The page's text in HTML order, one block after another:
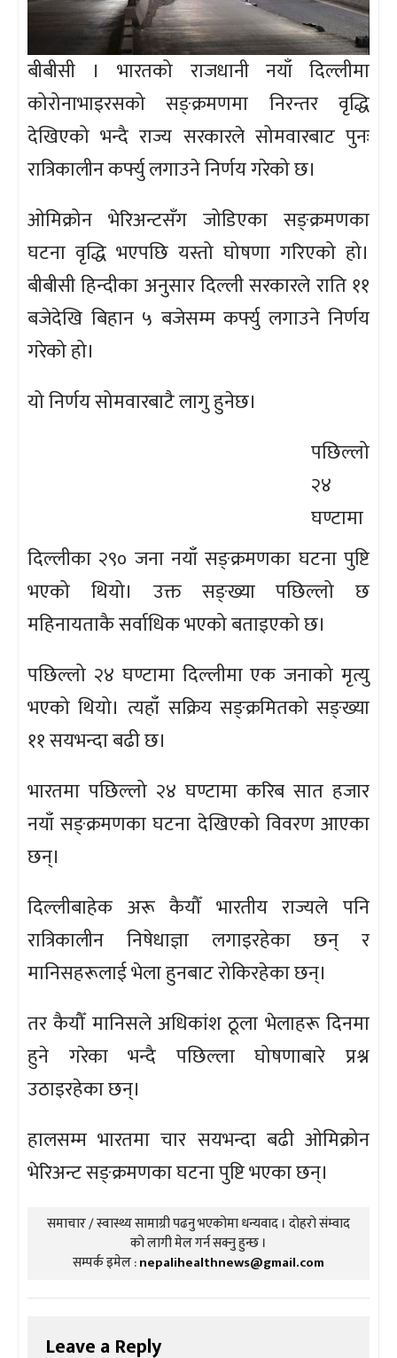
बीबीसी । भारतको राजधानी नयाँ दिल्लीमा
कोरोनाभाइरसको सङ्क्रमणमा निरन्तर वृद्धि
देखिएको भन्दै राज्य सरकारले सोमवारबाट पुनः
रात्रिकालीन कर्फ्यु लगाउने निर्णय गरेको छ।
ओमिक्रोन भेरिअन्टसँग जोडिएका सङ्क्रमणका
घटना वृद्धि भएपछि यस्तो घोषणा गरिएको हो।
बीबीसी हिन्दीका अनुसार दिल्ली सरकारले राति ११
बजेदेखि बिहान ५ बजेसम्म कर्फ्यु लगाउने निर्णय
गरेको हो।
यो निर्णय सोमवारबाटै लागु हुनेछ।
पछिल्लो
२४
घण्टामा
दिल्लीका २९० जना नयाँ सङ्क्रमणका घटना पुष्टि
भएको थियो। उक्त सङ्ख्या पछिल्लो छ
महिनायताकै सर्वाधिक भएको बताइएको छ।
पछिल्लो २४ घण्टामा दिल्लीमा एक जनाको मृत्यु
भएको थियो। त्यहाँ सक्रिय सङ्क्रमितको सङ्ख्या
११ सयभन्दा बढी छ।
भारतमा पछिल्लो २४ घण्टामा करिब सात हजार
नयाँ सङ्क्रमणका घटना देखिएको विवरण आएका
छन्।
दिल्लीबाहेक अरू कैयौँ भारतीय राज्यले पनि
रात्रिकालीन निषेधाज्ञा लगाइरहेका छन् र
मानिसहरूलाई भेला हुनबाट रोकिरहेका छन्।
तर कैयौँ मानिसले अधिकांश ठूला भेलाहरू दिनमा
हुने गरेका भन्दै पछिल्ला घोषणाबारे प्रश्न
उठाइरहेका छन्।
हालसम्म भारतमा चार सयभन्दा बढी ओमिक्रोन
भेरिअन्ट सङ्क्रमणका घटना पुष्टि भएका छन्।
समाचार / स्वास्थ्य सामाग्री पढनु भएकोमा धन्यवाद । दोहरो संम्वाद
को लागी मेल गर्न सक्नु हुन्छ ।
सम्पर्क इमेल :nepalihealthnews@gmail.com
Leave a Reply